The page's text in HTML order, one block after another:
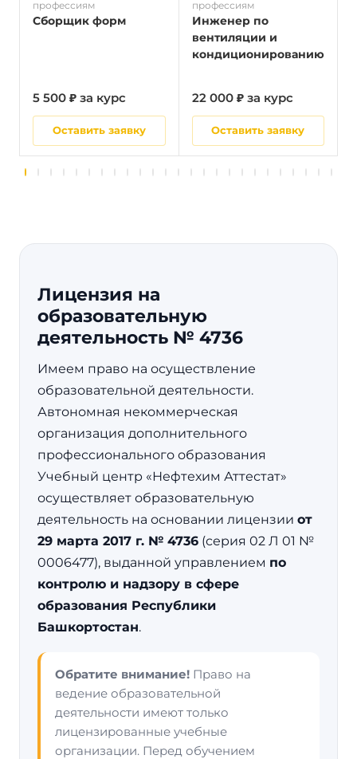
профессиям
Сборщик форм
5 500 ₽ за курс
Оставить заявку
профессиям
Инженер по
вентиляции и
кондиционированию
22 000 ₽ за курс
Оставить заявку
Лицензия на
образовательную
деятельность № 4736
Имеем право на осуществление
образовательной деятельности.
Автономная некоммерческая
организация дополнительного
профессионального образования
Учебный центр «Нефтехим Аттестат»
осуществляет образовательную
деятельность на основании лицензии от
29 марта 2017 г. № 4736 (серия 02 Л 01 №
0006477), выданной управлением по
контролю и надзору в сфере
образования Республики
Башкортостан.
Обратите внимание! Право на
ведение образовательной
деятельности имеют только
лицензированные учебные
организации. Перед обучением